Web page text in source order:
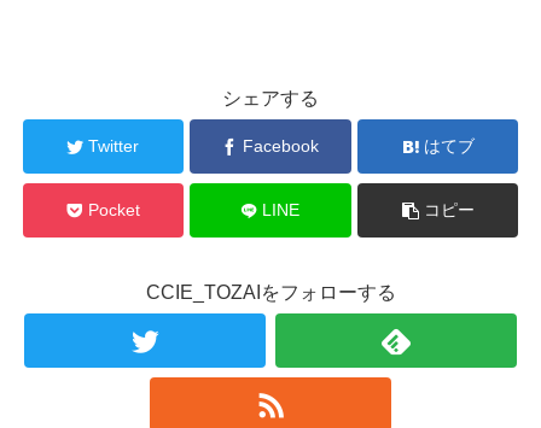
シェアする
Twitter Facebook はてブ
Pocket LINE コピー
CCIE_TOZAIをフォローする